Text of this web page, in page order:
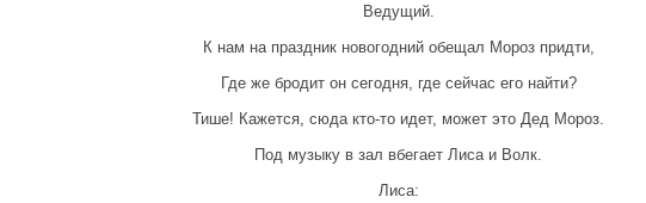
Ведущий.
К нам на праздник новогодний обещал Мороз придти,
Где же бродит он сегодня, где сейчас его найти?
Тише! Кажется, сюда кто-то идет, может это Дед Мороз.
Под музыку в зал вбегает Лиса и Волк.
Лиса: